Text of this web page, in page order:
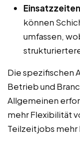
können
umfassen,
Die spezifischen
Betrieb und
Allgemeinen
mehr Flexibilität
Teilzeitjobs mehr